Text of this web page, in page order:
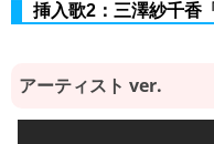
挿入歌2：三澤紗千香
アーティスト ver.